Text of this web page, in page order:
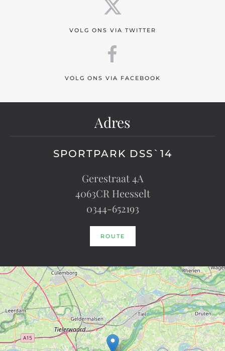
VOLG ONS VIA TWITTER
VOLG ONS VIA FACEBOOK
Adres
SPORTPARK DSS`14
Gerestraat 4A
4063CR Heesselt
0344-652193
ROUTE